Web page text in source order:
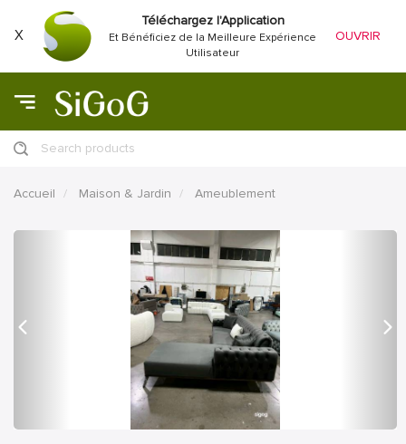
X
Téléchargez l'Application
Et Bénéficiez de la Meilleure Expérience
Utilisateur
OUVRIR
Search products
Accueil Maison & Jardin Ameublement